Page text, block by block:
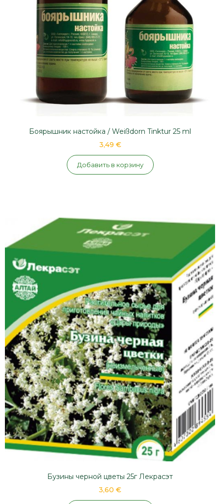
Боярышник настойка / Weißdorn Tinktur 25 ml
3,49 €
Добавить в корзину
Бузины черной цветы 25г Лекрасэт
3,60 €